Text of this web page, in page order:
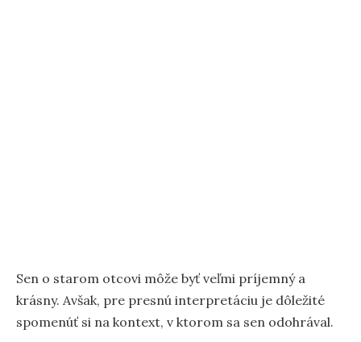
Sen o starom otcovi môže byť veľmi príjemný a
krásny. Avšak, pre presnú interpretáciu je dôležité
spomenúť si na kontext, v ktorom sa sen odohrával.